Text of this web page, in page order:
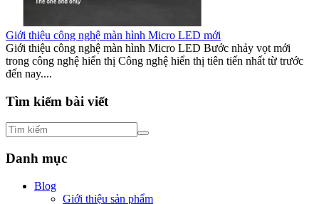
Giới thiệu công nghệ màn hình Micro LED mới
Giới thiệu công nghệ màn hình Micro LED Bước nhảy vọt mới
trong công nghệ hiển thị Công nghệ hiển thị tiên tiến nhất từ trước
đến nay....
Tìm kiếm bài viết
Danh mục
Blog
Giới thiệu sản phẩm